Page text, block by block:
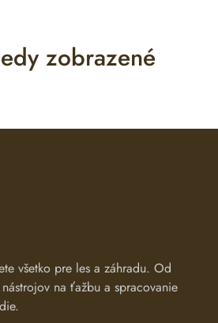
zobrazené
všetko pre les a záhradu. Od
na ťažbu a spracovanie